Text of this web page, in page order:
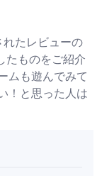
たレビューの
たものをご紹介
ムも遊んでみて
！と思った人は